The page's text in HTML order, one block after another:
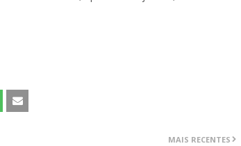
MAIS RECENTES